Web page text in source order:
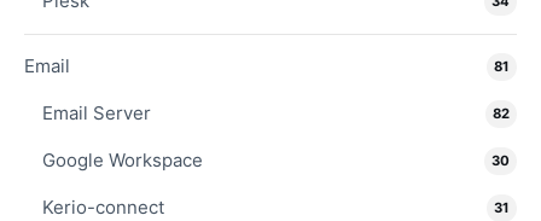
Email 81
Email Server 82
Google Workspace 30
Kerio-connect 31